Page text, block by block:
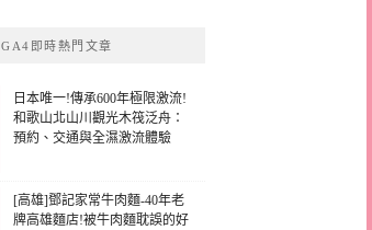
GA4即時熱門文章
日本唯一!傳承600年極限激流!
和歌山北山川觀光木筏泛舟：
預約、交通與全濕激流體驗
[高雄]鄧記家常牛肉麵-40年老
牌高雄麵店!被牛肉麵耽誤的好